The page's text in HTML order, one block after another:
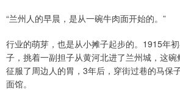
“兰州人的早晨，是从一碗牛肉面开始的。”
行业的萌芽，也是从小摊子起步的。1915年
子，挑着一副担子从黄河北进了兰州城，这
征服了周边人的胃，3年后，穿街过巷的马保
面馆。